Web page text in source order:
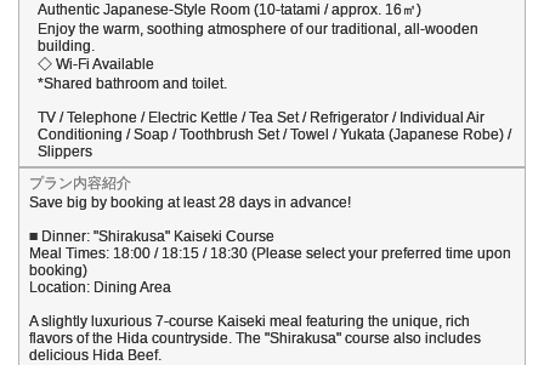
Authentic Japanese-Style Room (10-tatami / approx. 16㎡)
Enjoy the warm, soothing atmosphere of our traditional, all-wooden
building.
◇ Wi-Fi Available
*Shared bathroom and toilet.
TV / Telephone / Electric Kettle / Tea Set / Refrigerator / Individual Air
Conditioning / Soap / Toothbrush Set / Towel / Yukata (Japanese Robe) /
Slippers
プラン内容紹介
Save big by booking at least 28 days in advance!
■ Dinner: "Shirakusa" Kaiseki Course
Meal Times: 18:00 / 18:15 / 18:30 (Please select your preferred time upon
booking)
Location: Dining Area
A slightly luxurious 7-course Kaiseki meal featuring the unique, rich
flavors of the Hida countryside. The "Shirakusa" course also includes
delicious Hida Beef.